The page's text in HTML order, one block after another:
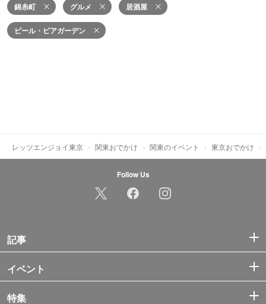
錦糸町 グルメ 居酒屋
ビール・ビアガーデン
レッツエンジョイ東京 関東おでかけ 関東のイベント 東京おでかけ
Follow Us
記事
イベント
特集